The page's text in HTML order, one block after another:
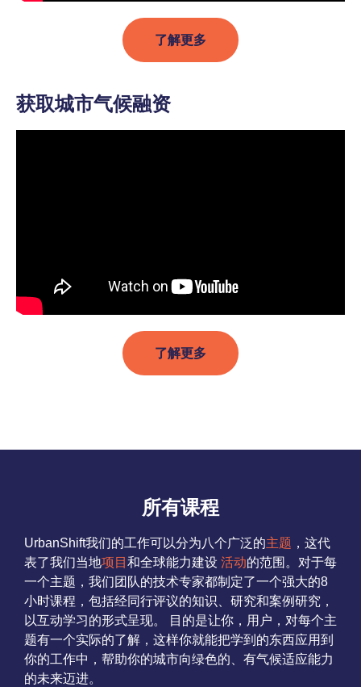
了解更多
获取城市气候融资
了解更多
所有课程
UrbanShift我们的工作可以分为八个广泛的主题 ，这代
表了我们当地项目 和全球能力建设 活动的范围。对于每
一个主题，我们团队的技术专家都制定了一个强大的8
小时课程，包括经同行评议的知识、研究和案例研究，
以互动学习的形式呈现。 目的是让你，用户，对每个主
题有一个实际的了解，这样你就能把学到的东西应用到
你的工作中，帮助你的城市向绿色的、有气候适应能力
的未来迈进。